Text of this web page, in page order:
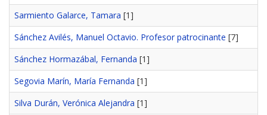
Sarmiento Galarce, Tamara [1]
Sánchez Avilés, Manuel Octavio. Profesor patrocinante [7]
Sánchez Hormazábal, Fernanda [1]
Segovia Marín, María Fernanda [1]
Silva Durán, Verónica Alejandra [1]